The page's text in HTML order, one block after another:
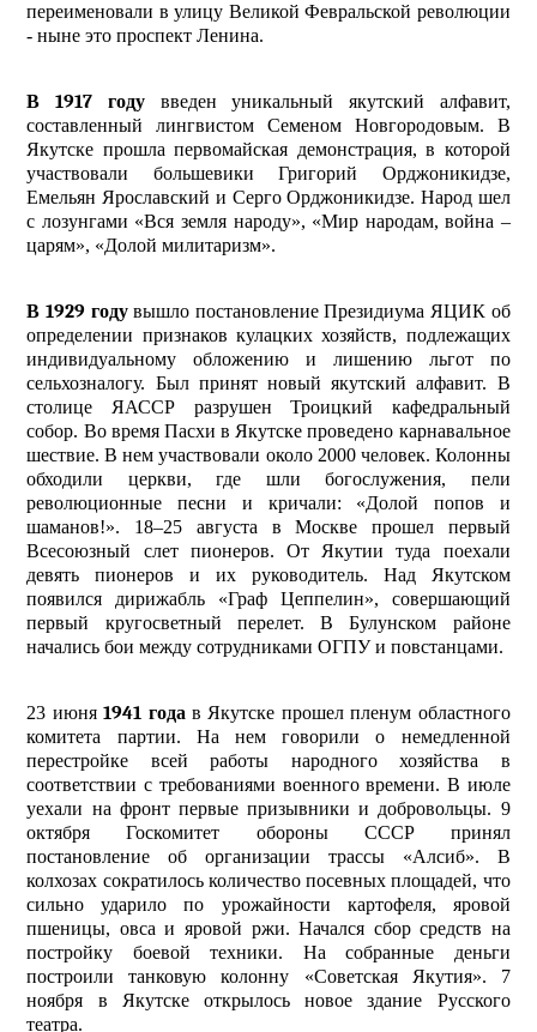
переименовали в улицу Великой Февральской революции
- ныне это проспект Ленина.
В 1917 годувведен уникальный якутский алфавит,
составленный лингвистом Семеном Новгородовым. В
Якутске прошла первомайская демонстрация, в которой
участвовали большевики Григорий Орджоникидзе,
Емельян Ярославский и Серго Орджоникидзе. Народ шел
с лозунгами «Вся земля народу», «Мир народам, война –
царям», «Долой милитаризм».
В 1929 годувышло постановление Президиума ЯЦИК об
определении признаков кулацких хозяйств, подлежащих
индивидуальному обложению и лишению льгот по
сельхозналогу. Был принят новый якутский алфавит. В
столице ЯАССР разрушен Троицкий кафедральный
собор. Во время Пасхи в Якутске проведено карнавальное
шествие. В нем участвовали около 2000 человек. Колонны
обходили церкви, где шли богослужения, пели
революционные песни и кричали: «Долой попов и
шаманов!». 18–25 августа в Москве прошел первый
Всесоюзный слет пионеров. От Якутии туда поехали
девять пионеров и их руководитель. Над Якутском
появился дирижабль «Граф Цеппелин», совершающий
первый кругосветный перелет. В Булунском районе
начались бои между сотрудниками ОГПУ и повстанцами.
23 июня1941 года в Якутске прошел пленум областного
комитета партии. На нем говорили о немедленной
перестройке всей работы народного хозяйства в
соответствии с требованиями военного времени. В июле
уехали на фронт первые призывники и добровольцы. 9
октября Госкомитет обороны СССР принял
постановление об организации трассы «Алсиб». В
колхозах сократилось количество посевных площадей, что
сильно ударило по урожайности картофеля, яровой
пшеницы, овса и яровой ржи. Начался сбор средств на
постройку боевой техники. На собранные деньги
построили танковую колонну «Советская Якутия». 7
ноября в Якутске открылось новое здание Русского
театра.